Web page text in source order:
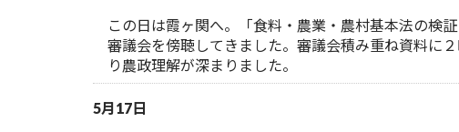
この日は霞ヶ関へ。「食料・農業・農村基本法の検
審議会を傍聴してきました。審議会積み重ね資料に
り農政理解が深まりました。
5月17日